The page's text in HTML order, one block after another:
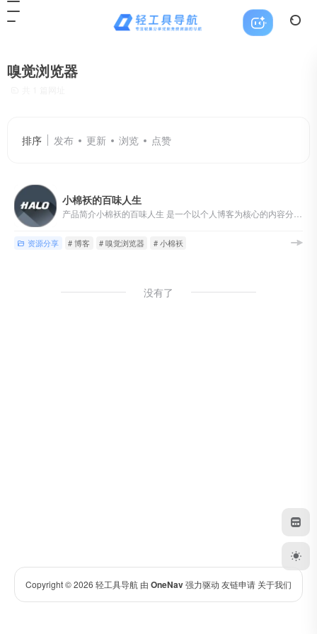
嗅觉浏览器
排序 发布 更新 浏览 点赞
小棉袄的百味人生
资源分享 # 博客 # 嗅觉浏览器 # 小棉袄
没有了
Copyright © 2026 轻工具导航 由 OneNav强力驱动 友链申请 关于我们